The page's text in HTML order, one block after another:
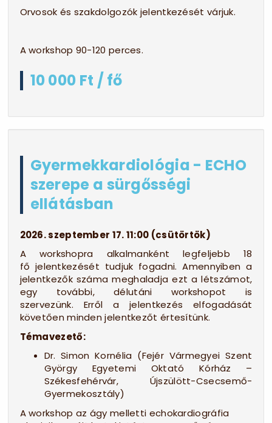
Orvosok és szakdolgozók jelentkezését várjuk.
A workshop 90-120 perces.
10 000 Ft / fő
Gyermekkardiológia - ECHO
szerepe a sürgősségi
ellátásban
2026. szeptember 17. 11:00 (csütörtök)
A workshopra alkalmanként legfeljebb 18
fő jelentkezését tudjuk fogadni. Amennyiben a
jelentkezők száma meghaladja ezt a létszámot,
egy további, délutáni workshopot is
szervezünk. Erről a jelentkezés elfogadását
követően minden jelentkezőt értesítünk.
Témavezető:
Dr. Simon Kornélia (Fejér Vármegyei Szent
György Egyetemi Oktató Kórház –
Székesfehérvár, Újszülött-Csecsemő-
Gyermekosztály)
A workshop az ágy melletti echokardiográfia